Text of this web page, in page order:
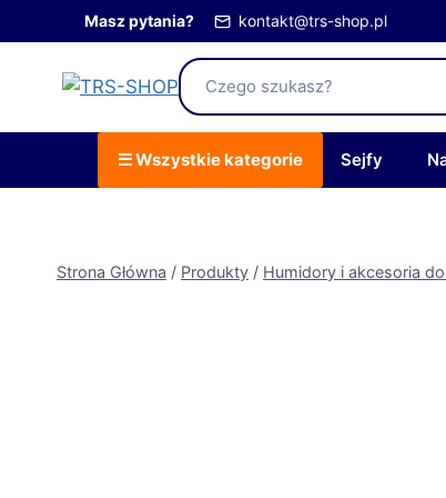
do
Masz pytania? kontakt@trs-shop.pl
☰ Wszystkie kategorie Sejfy
Strona Główna / Produkty / Humidory i akcesoria